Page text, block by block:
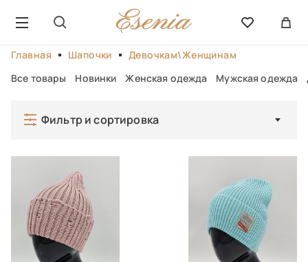
Главная Шапочки
Девочкам\Женщинам
Все товары
Новинки Женская одежда Мужская одежда
Фильтр и сортировка